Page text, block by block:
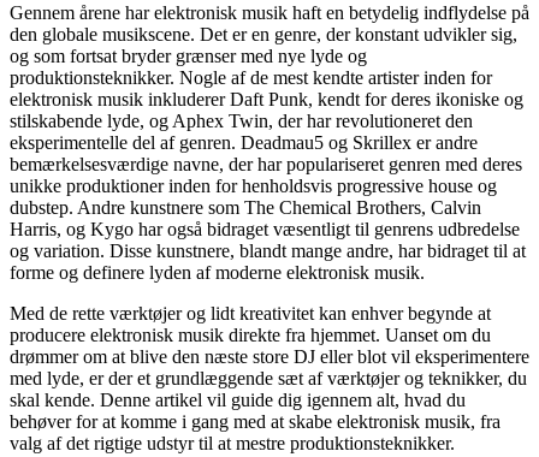
Gennem årene har elektronisk musik haft en betydelig indflydelse på
den globale musikscene. Det er en genre, der konstant udvikler sig,
og som fortsat bryder grænser med nye lyde og
produktionsteknikker. Nogle af de mest kendte artister inden for
elektronisk musik inkluderer Daft Punk, kendt for deres ikoniske og
stilskabende lyde, og Aphex Twin, der har revolutioneret den
eksperimentelle del af genren. Deadmau5 og Skrillex er andre
bemærkelsesværdige navne, der har populariseret genren med deres
unikke produktioner inden for henholdsvis progressive house og
dubstep. Andre kunstnere som The Chemical Brothers, Calvin
Harris, og Kygo har også bidraget væsentligt til genrens udbredelse
og variation. Disse kunstnere, blandt mange andre, har bidraget til at
forme og definere lyden af moderne elektronisk musik.
Med de rette værktøjer og lidt kreativitet kan enhver begynde at
producere elektronisk musik direkte fra hjemmet. Uanset om du
drømmer om at blive den næste store DJ eller blot vil eksperimentere
med lyde, er der et grundlæggende sæt af værktøjer og teknikker, du
skal kende. Denne artikel vil guide dig igennem alt, hvad du
behøver for at komme i gang med at skabe elektronisk musik, fra
valg af det rigtige udstyr til at mestre produktionsteknikker.